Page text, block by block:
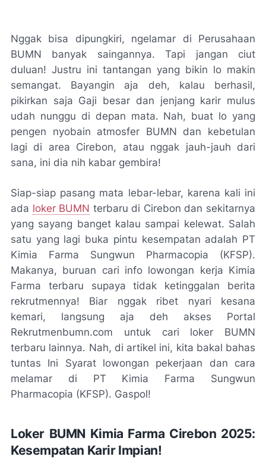
Nggak bisa dipungkiri, ngelamar di Perusahaan
BUMN banyak saingannya. Tapi jangan ciut
duluan! Justru ini tantangan yang bikin lo makin
semangat. Bayangin aja deh, kalau berhasil,
pikirkan saja Gaji besar dan jenjang karir mulus
udah nunggu di depan mata. Nah, buat lo yang
pengen nyobain atmosfer BUMN dan kebetulan
lagi di area Cirebon, atau nggak jauh-jauh dari
sana, ini dia nih kabar gembira!
Siap-siap pasang mata lebar-lebar, karena kali ini
ada loker BUMN terbaru di Cirebon dan sekitarnya
yang sayang banget kalau sampai kelewat. Salah
satu yang lagi buka pintu kesempatan adalah PT
Kimia Farma Sungwun Pharmacopia (KFSP).
Makanya, buruan cari info lowongan kerja Kimia
Farma terbaru supaya tidak ketinggalan berita
rekrutmennya! Biar nggak ribet nyari kesana
kemari, langsung aja deh akses Portal
Rekrutmenbumn.com untuk cari loker BUMN
terbaru lainnya. Nah, di artikel ini, kita bakal bahas
tuntas Ini Syarat lowongan pekerjaan dan cara
melamar di PT Kimia Farma Sungwun
Pharmacopia (KFSP). Gaspol!
Loker BUMN Kimia Farma Cirebon 2025:
Kesempatan Karir Impian!